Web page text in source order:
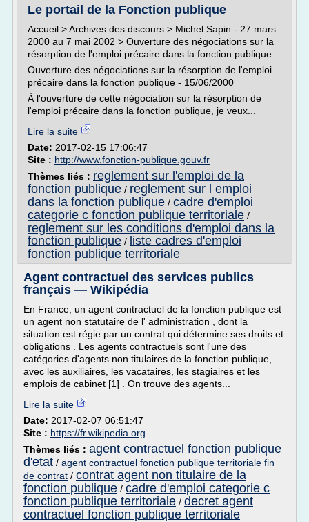
Le portail de la Fonction publique
Accueil > Archives des discours > Michel Sapin - 27 mars
2000 au 7 mai 2002 > Ouverture des négociations sur la
résorption de l'emploi précaire dans la fonction publique
Ouverture des négociations sur la résorption de l'emploi
précaire dans la fonction publique - 15/06/2000
À l'ouverture de cette négociation sur la résorption de
l'emploi précaire dans la fonction publique, je veux...
Lire la suite
Date: 2017-02-15 17:06:47
Site : http://www.fonction-publique.gouv.fr
Thèmes liés : reglement sur l'emploi de la
fonction publique / reglement sur l emploi
dans la fonction publique / cadre d'emploi
categorie c fonction publique territoriale /
reglement sur les conditions d'emploi dans la
fonction publique / liste cadres d'emploi
fonction publique territoriale
Agent contractuel des services publics
français — Wikipédia
En France, un agent contractuel de la fonction publique est
un agent non statutaire de l' administration , dont la
situation est régie par un contrat qui détermine ses droits et
obligations . Les agents contractuels sont l'une des
catégories d'agents non titulaires de la fonction publique,
avec les auxiliaires, les vacataires, les stagiaires et les
emplois de cabinet [1] . On trouve des agents...
Lire la suite
Date: 2017-02-07 06:51:47
Site : https://fr.wikipedia.org
Thèmes liés : agent contractuel fonction publique
d'etat / agent contractuel fonction publique territoriale fin
de contrat / contrat agent non titulaire de la
fonction publique / cadre d'emploi categorie c
fonction publique territoriale / decret agent
contractuel fonction publique territoriale